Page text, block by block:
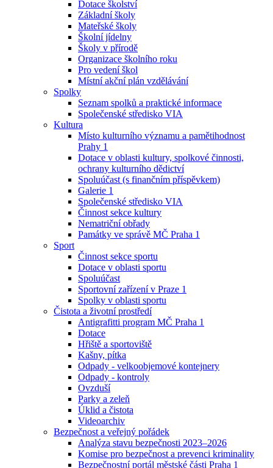
Dotace školství
Základní školy
Mateřské školy
Školní jídelny
Školy v přírodě
Organizace školního roku
Pro vedení škol
Místní akční plán vzdělávání
Spolky
Seznam spolků a praktické informace
Společenské středisko VIA
Kultura
Místo kulturního významu a pamětihodnost
Prahy 1
Dotace v oblasti kultury, spolkové činnosti,
ochrany kulturního dědictví
Spoluúčast (s finančním příspěvkem)
Galerie 1
Společenské středisko VIA
Činnost sekce kultury
Nematriční obřady
Památky ve správě MČ Praha 1
Sport
Činnost sekce sportu
Dotace v oblasti sportu
Spoluúčast
Sportovní zařízení v Praze 1
Spolky v oblasti sportu
Čistota a životní prostředí
Antigrafitti program MČ Praha 1
Dotace
Hřiště a sportoviště
Kašny, pítka
Odpady - velkoobjemové kontejnery
Odpady - kontroly
Ovzduší
Parky a zeleň
Úklid a čistota
Videoarchiv
Bezpečnost a veřejný pořádek
Analýza stavu bezpečnosti 2023–2026
Komise pro bezpečnost a prevenci kriminality
Bezpečnostní portál městské části Praha 1